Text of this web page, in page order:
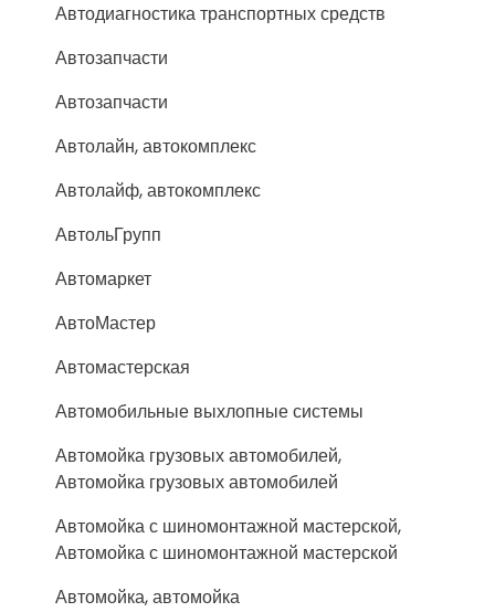
Автодиагностика транспортных средств
Автозапчасти
Автозапчасти
Автолайн, автокомплекс
Автолайф, автокомплекс
АвтольГрупп
Автомаркет
АвтоМастер
Автомастерская
Автомобильные выхлопные системы
Автомойка грузовых автомобилей,
Автомойка грузовых автомобилей
Автомойка с шиномонтажной мастерской,
Автомойка с шиномонтажной мастерской
Автомойка, автомойка